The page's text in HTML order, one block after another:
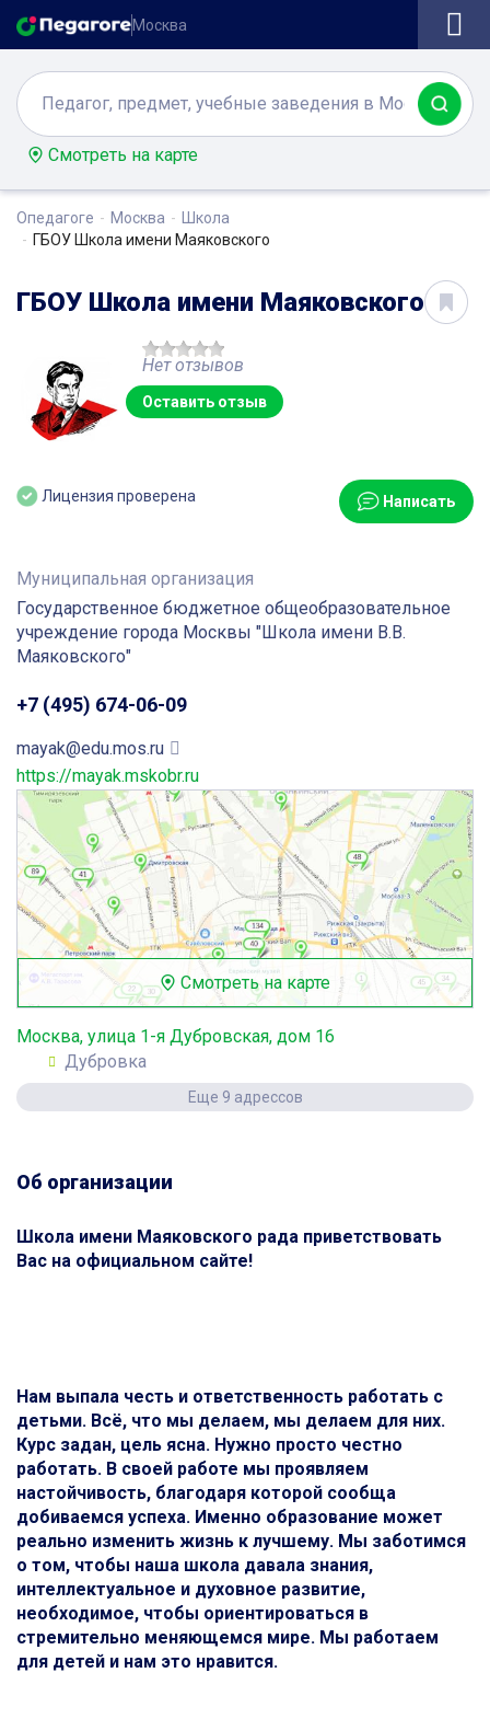
Москва
Смотреть на карте
Опедагоге Москва
Школа
ГБОУ Школа имени Маяковского
ГБОУ Школа имени Маяковского
Нет отзывов
Оставить отзыв
Лицензия проверена Написать
Муниципальная организация
Государственное бюджетное общеобразовательное
учреждение города Москвы "Школа имени В.В.
Маяковского"
+7 (495) 674-06-09
mayak@edu.mos.ru
https://mayak.mskobr.ru
Смотреть на карте
Москва, улица 1-я Дубровская, дом 16
Дубровка
Еще 9 адрессов
Об организации
Школа имени Маяковского рада приветствовать
Вас на официальном сайте!
Нам выпала честь и ответственность работать с
детьми. Всё, что мы делаем, мы делаем для них.
Курс задан, цель ясна. Нужно просто честно
работать. В своей работе мы проявляем
настойчивость, благодаря которой сообща
добиваемся успеха. Именно образование может
реально изменить жизнь к лучшему. Мы заботимся
о том, чтобы наша школа давала знания,
интеллектуальное и духовное развитие,
необходимое, чтобы ориентироваться в
стремительно меняющемся мире. Мы работаем
для детей и нам это нравится.